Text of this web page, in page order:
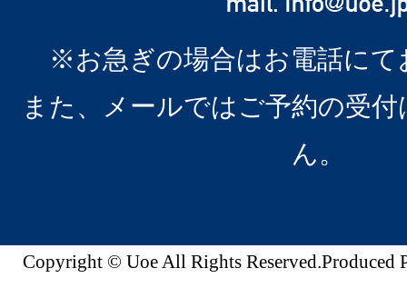
※お急ぎの場合はお電話にて
また、メールではご予約の受
ん。
Copyright © Uoe All Rights Reserved.Produced